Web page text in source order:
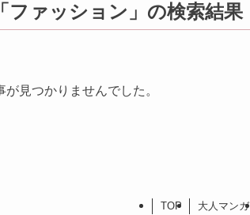
「ファッション」の検索結果
が見つかりませんでした。
TOP 大人マンガ